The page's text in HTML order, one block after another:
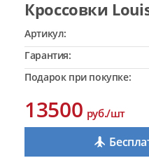
Кроссовки
Артикул:
Гарантия:
Подарок при покупке:
13500руб./шт